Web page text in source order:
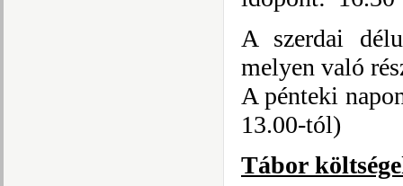
A szerdai
melyen való
A pénteki
13.00-tól)
Tábor